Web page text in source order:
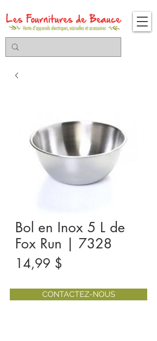
Bol en Inox 5 L de
Fox Run | 7328
14,99 $
CONTACTEZ-NOUS